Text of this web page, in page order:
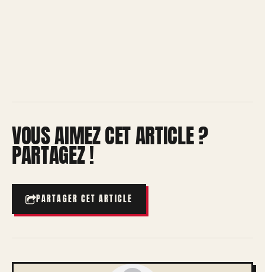
VOUS AIMEZ CET ARTICLE ?
PARTAGEZ !
PARTAGER CET ARTICLE